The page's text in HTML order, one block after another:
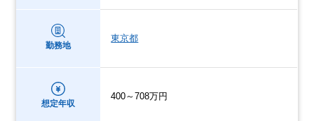
勤務地
東京都
想定年収
400～708万円